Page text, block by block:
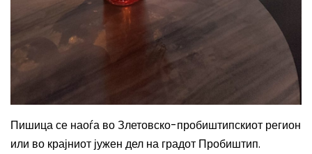
Пишица се наоѓа во Злетовско-пробиштипскиот регион
или во крајниот јужен дел на градот Пробиштип.